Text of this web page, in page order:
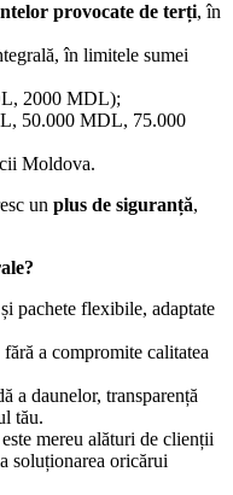
provocate de terți, în
în limitele sumei
2000 MDL);
50.000 MDL, 75.000
Moldova.
un plus de siguranță,
pachete flexibile, adaptate
a compromite calitatea
a daunelor, transparență
tău.
mereu alături de clienții
soluționarea oricărui